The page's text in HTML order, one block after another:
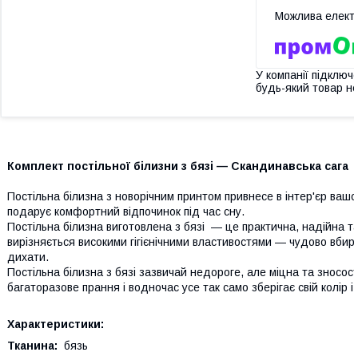
У компанії
будь-який товар
Комплект постільної білизни з бязі — Скандинавська сага
Постільна білизна з новорічним принтом привнесе в інтер'єр
подарує комфортний відпочинок під час сну.
Постільна білизна виготовлена з бязі — це практична, надійна
вирізняється високими гігієнічними властивостями — чудово
дихати.
Постільна білизна з бязі зазвичай недороге, але міцна та
багаторазове прання і водночас усе так само зберігає свій колір
Характеристики:
Тканина: бязь